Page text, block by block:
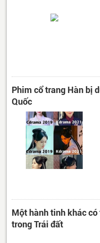
Phim cổ trang Hàn bị
Quốc
Một hành tinh khác
trong Trái đất